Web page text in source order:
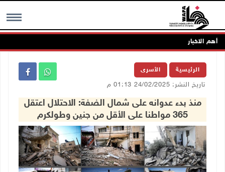
MENU أهم الاخبار
الرئيسية الأسرى
تاريخ النشر: 24/02/2025 01:13 م
منذ بدء عدوانه على شمال الضفة: الاحتلال اعتقل
365 مواطنا على الأقل من جنين وطولكرم